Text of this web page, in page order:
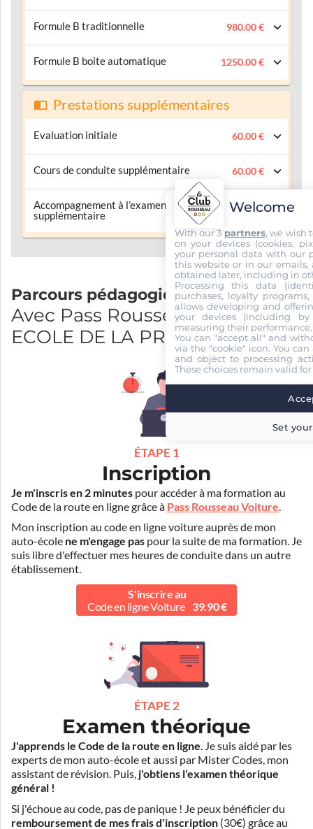
Formule B traditionnelle 980.00 €
Formule B boite automatique 1250.00 €
Prestations supplémentaires
Evaluation initiale 60.00 €
Cours de conduite supplémentaire 60.00 €
Accompagnement à l’examen
supplémentaire
60.00 €
Parcours pédagogique
Avec Pass Rousseau et AUTO
ECOLE DE LA PREFECTURE
ÉTAPE 1
Inscription
Je m'inscris en 2 minutes pour accéder à ma formation au
Code de la route en ligne grâce à Pass Rousseau Voiture.
Mon inscription au code en ligne voiture auprès de mon
auto-école ne m'engage pas pour la suite de ma formation. Je
suis libre d'effectuer mes heures de conduite dans un autre
établissement.
S'inscrire au
Code en ligne Voiture
39.90 €
ÉTAPE 2
Examen théorique
J'apprends le Code de la route en ligne. Je suis aidé par les
experts de mon auto-école et aussi par Mister Codes, mon
assistant de révision. Puis, j'obtiens l'examen théorique
général !
Si j'échoue au code, pas de panique ! Je peux bénéficier du
remboursement de mes frais d'inscription (30€) grâce au
Welcome
With our 3 partners, we wish
on your devices (cookies,
your personal data with our
this website or in our emails,
obtained later, including in
Processing this data
purchases, loyalty
allows developing and
your devices (including
measuring their
You can "accept all" and
via the "cookie" icon. You
and object to processing
These choices remain valid
Set